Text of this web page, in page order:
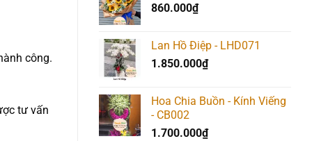
860.000₫
Lan Hồ Điệp - LHD071
1.850.000₫
Hoa Chia Buồn - Kính Viếng
- CB002
1.700.000₫
công.
tư vấn